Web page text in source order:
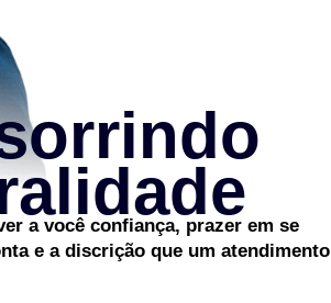
a você confiança, prazer em se
e a discrição que um atendimento